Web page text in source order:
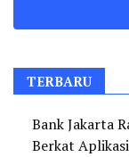
TERBARU
Bank Jakarta
Berkat